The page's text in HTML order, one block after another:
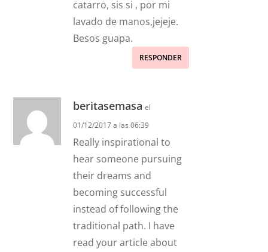
catarro, sis si , por mi
lavado de manos,jejeje.
Besos guapa.
RESPONDER
beritasemasa el
01/12/2017 a las 06:39
Really inspirational to
hear someone pursuing
their dreams and
becoming successful
instead of following the
traditional path. I have
read your article about